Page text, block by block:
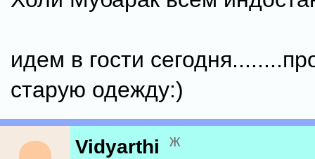
идем в гости
старую одежду:)
Vidyarthi ж